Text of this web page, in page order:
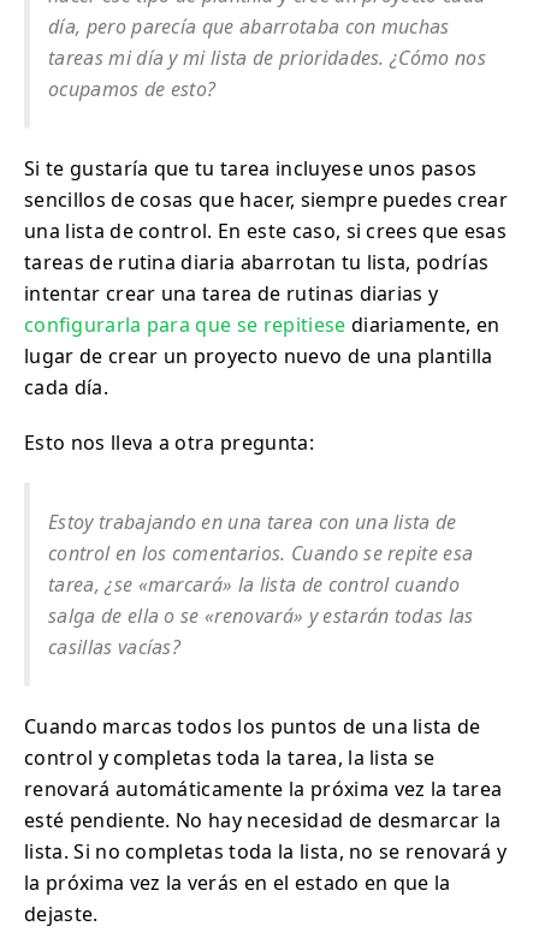
día, pero parecía que abarrotaba con muchas
tareas mi día y mi lista de prioridades. ¿Cómo nos
ocupamos de esto?
Si te gustaría que tu tarea incluyese unos pasos
sencillos de cosas que hacer, siempre puedes crear
una lista de control. En este caso, si crees que esas
tareas de rutina diaria abarrotan tu lista, podrías
intentar crear una tarea de rutinas diarias y
configurarla para que se repitiese diariamente, en
lugar de crear un proyecto nuevo de una plantilla
cada día.
Esto nos lleva a otra pregunta:
Estoy trabajando en una tarea con una lista de
control en los comentarios. Cuando se repite esa
tarea, ¿se «marcará» la lista de control cuando
salga de ella o se «renovará» y estarán todas las
casillas vacías?
Cuando marcas todos los puntos de una lista de
control y completas toda la tarea, la lista se
renovará automáticamente la próxima vez la tarea
esté pendiente. No hay necesidad de desmarcar la
lista. Si no completas toda la lista, no se renovará y
la próxima vez la verás en el estado en que la
dejaste.